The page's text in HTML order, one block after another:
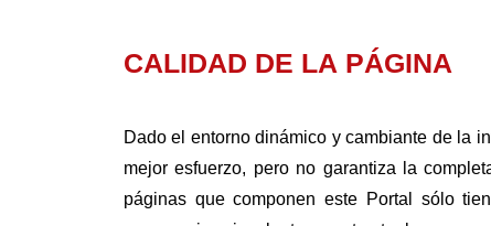
CALIDAD DE LA PÁGINA
Dado el entorno dinámico y cambiante de la
mejor esfuerzo, pero no garantiza la
páginas que componen este Portal sólo